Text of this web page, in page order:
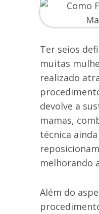
Ter seios
muitas
realizado
devolve a
mamas,
técnica
melhorando
Além do